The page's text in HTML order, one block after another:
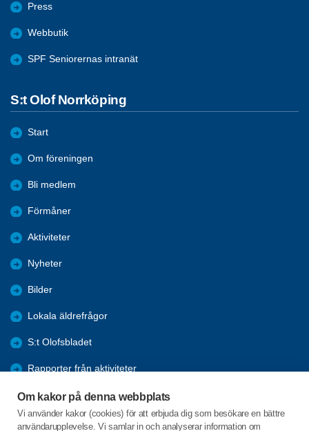
Om kakor på denna webbplats
Vi använder kakor (cookies) för att erbjuda dig som besökare en bättre
användarupplevelse. Vi samlar in och analyserar information om
Press
Webbutik
SPF Seniorernas intranät
S:t Olof Norrköping
Start
Om föreningen
Bli medlem
Förmåner
Aktiviteter
Nyheter
Bilder
Lokala äldrefrågor
S:t Olofsbladet
Rapporter från aktiviteter
Historia
IT-Tips/Lathundar